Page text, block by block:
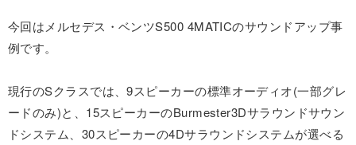
今回はメルセデス・ベンツS500 4MATICのサウンドアップ事
例です。
現行のSクラスでは、9スピーカーの標準オーディオ(一部グレ
ードのみ)と、15スピーカーのBurmester3Dサラウンドサウン
ドシステム、30スピーカーの4Dサラウンドシステムが選べる